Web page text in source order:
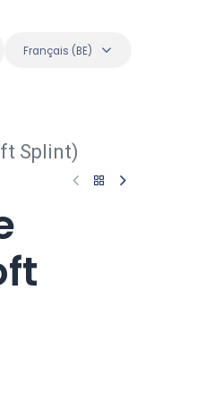
Français (BE)
Splint)